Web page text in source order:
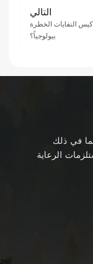
التالي
النفايات الخطرة
بيولوجياً؟
في ذلك
الرعاية